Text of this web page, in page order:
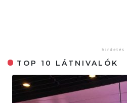
TOP 10 LÁTNIVALÓK